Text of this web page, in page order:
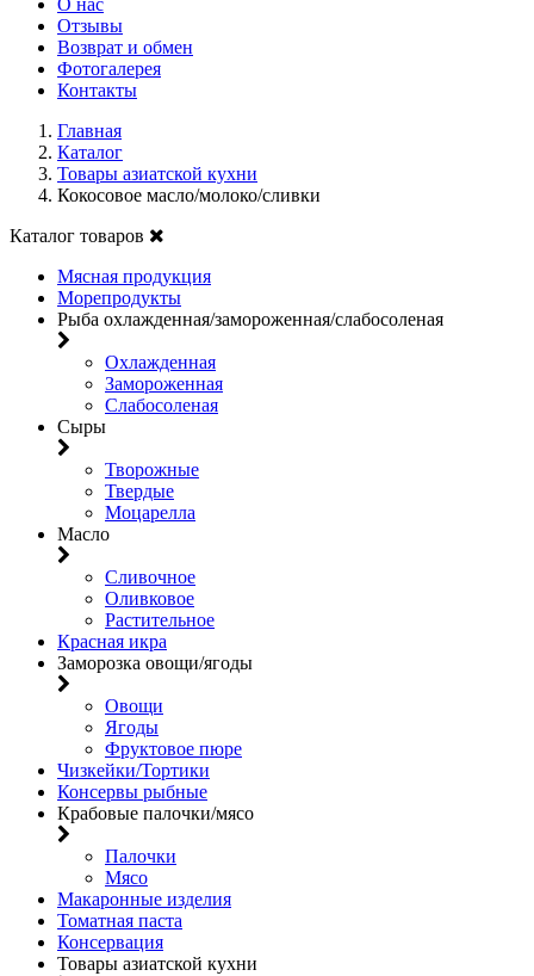
О нас
Отзывы
Возврат и обмен
Фотогалерея
Контакты
Главная
Каталог
Товары азиатской кухни
Кокосовое масло/молоко/сливки
Каталог товаров
Мясная продукция
Морепродукты
Рыба охлажденная/замороженная/слабосоленая
Охлажденная
Замороженная
Слабосоленая
Сыры
Творожные
Твердые
Моцарелла
Масло
Сливочное
Оливковое
Растительное
Красная икра
Заморозка овощи/ягоды
Овощи
Ягоды
Фруктовое пюре
Чизкейки/Тортики
Консервы рыбные
Крабовые палочки/мясо
Палочки
Мясо
Макаронные изделия
Томатная паста
Консервация
Товары азиатской кухни